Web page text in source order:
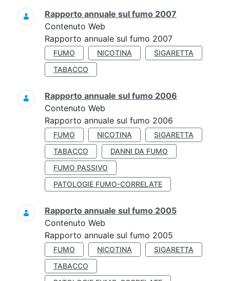
Rapporto annuale sul fumo 2007
Contenuto Web
Rapporto annuale sul fumo 2007
FUMO NICOTINA
SIGARETTA
TABACCO
Rapporto annuale sul fumo 2006
Contenuto Web
Rapporto annuale sul fumo 2006
FUMO NICOTINA
SIGARETTA
TABACCO
DANNI DA FUMO
FUMO PASSIVO
PATOLOGIE FUMO-CORRELATE
Rapporto annuale sul fumo 2005
Contenuto Web
Rapporto annuale sul fumo 2005
FUMO NICOTINA
SIGARETTA
TABACCO